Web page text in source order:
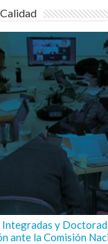
y
ante la Comisión